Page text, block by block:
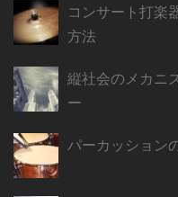
コンサート打楽
方法
縦社会のメカニ
ー
パーカッション